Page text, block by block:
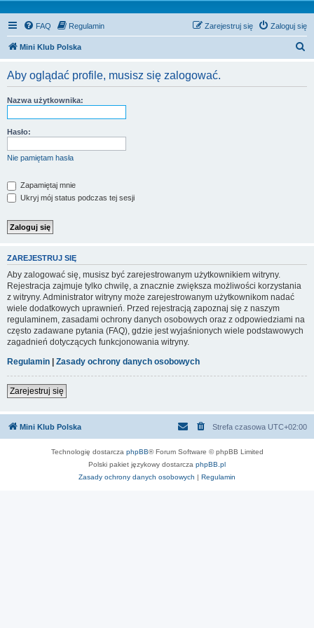
FAQ Regulamin Zaloguj się
Zarejestruj się
Mini Klub Polska
Aby oglądać profile, musisz się zalogować.
Nazwa użytkownika:
Hasło:
Nie pamiętam hasła
Zapamiętaj mnie
Ukryj mój status podczas tej sesji
ZAREJESTRUJ SIĘ
Aby zalogować się, musisz być zarejestrowanym użytkownikiem witryny.
Rejestracja zajmuje tylko chwilę, a znacznie zwiększa możliwości korzystania
z witryny. Administrator witryny może zarejestrowanym użytkownikom nadać
wiele dodatkowych uprawnień. Przed rejestracją zapoznaj się z naszym
regulaminem, zasadami ochrony danych osobowych oraz z odpowiedziami na
często zadawane pytania (FAQ), gdzie jest wyjaśnionych wiele podstawowych
zagadnień dotyczących funkcjonowania witryny.
Regulamin | Zasady ochrony danych osobowych
Zarejestruj się
Mini Klub Polska Strefa czasowa UTC+02:00
Technologię dostarcza phpBB® Forum Software © phpBB Limited
Polski pakiet językowy dostarcza phpBB.pl
Zasady ochrony danych osobowych | Regulamin